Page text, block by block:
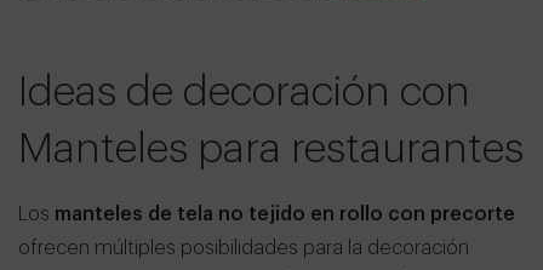
Ideas de decoración con
Manteles para restaurantes
Los manteles de tela no tejido en rollo con precorte
ofrecen múltiples posibilidades para la decoración